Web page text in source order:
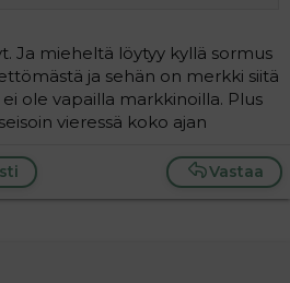
Ja mieheltä löytyy kyllä sormus
ja sehän on merkki siitä
ole vapailla markkinoilla. Plus
vieressä koko ajan
Vastaa